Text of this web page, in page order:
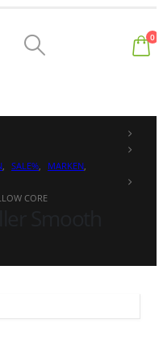
0
, SALE%, MARKEN,
CORE